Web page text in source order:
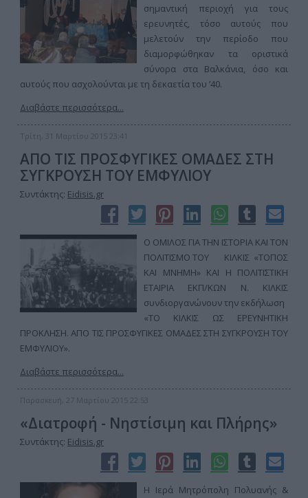
σημαντική περιοχή για τους
ερευνητές, τόσο αυτούς που
μελετούν την περίοδο που
διαμορφώθηκαν τα οριστικά
σύνορα στα Βαλκάνια, όσο και
αυτούς που ασχολούνται με τη δεκαετία του ’40.
Διαβάστε περισσότερα...
Τρίτη, 31 Μαρτίου 2015 23:41
ΑΠΟ ΤΙΣ ΠΡΟΣΦΥΓΙΚΕΣ ΟΜΑΔΕΣ ΣΤΗ
ΣΥΓΚΡΟΥΣΗ ΤΟΥ ΕΜΦΥΛΙΟΥ
Συντάκτης: Eidisis.gr
Ο ΟΜΙΛΟΣ ΓΙΑ ΤΗΝ ΙΣΤΟΡΙΑ ΚΑΙ ΤΟΝ
ΠΟΛΙΤΙΣΜΟ ΤΟΥ ΚΙΛΚΙΣ «ΤΟΠΟΣ
ΚΑΙ ΜΝΗΜΗ» ΚΑΙ Η ΠΟΛΙΤΙΣΤΙΚΗ
ΕΤΑΙΡΙΑ ΕΚΠ/ΚΩΝ Ν. ΚΙΛΚΙΣ
συνδιοργανώνουν την εκδήλωση
«ΤΟ ΚΙΛΚΙΣ ΩΣ ΕΡΕΥΝΗΤΙΚΗ
ΠΡΟΚΛΗΣΗ. ΑΠΟ ΤΙΣ ΠΡΟΣΦΥΓΙΚΕΣ ΟΜΑΔΕΣ ΣΤΗ ΣΥΓΚΡΟΥΣΗ ΤΟΥ
ΕΜΦΥΛΙΟΥ».
Διαβάστε περισσότερα...
Παρασκευή, 27 Μαρτίου 2015 22:53
«Διατροφή - Νηστίσιμη και Πλήρης»
Συντάκτης: Eidisis.gr
H Ιερά Μητρόπολη Πολυανής &